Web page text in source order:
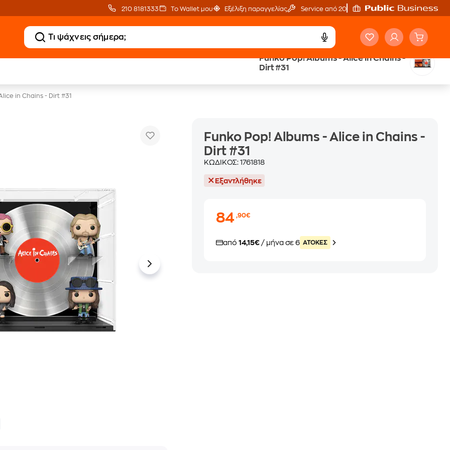
210 8181333 Το Wallet μου Εξέλιξη παραγγελίας Service από 20'
Funko Pop! Albums - Alice in Chains -
Dirt #31Άτοκες Δόσεις
in Chains - Dirt #31
Funko Pop! Albums - Alice in Chains -
Dirt #31
ΚΩΔΙΚΟΣ:1761818
Εξαντλήθηκε
84,90€
από14,15€ / μήνα σε 6 ATOKEΣ